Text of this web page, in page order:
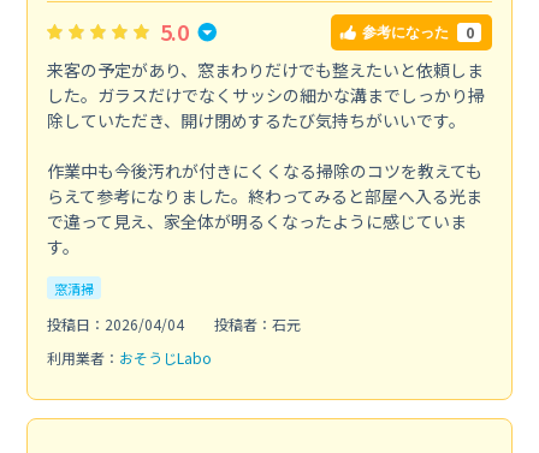
5.0 参考になった 0
来客の予定があり、窓まわりだけでも整えたいと依頼しま
した。ガラスだけでなくサッシの細かな溝までしっかり掃
除していただき、開け閉めするたび気持ちがいいです。
作業中も今後汚れが付きにくくなる掃除のコツを教えても
らえて参考になりました。終わってみると部屋へ入る光ま
で違って見え、家全体が明るくなったように感じていま
す。
窓清掃
投稿日：2026/04/04
投稿者：石元
利用業者： おそうじLabo